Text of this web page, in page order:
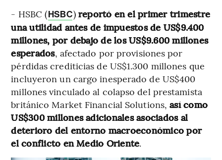
- HSBC (HSBC) reportó en el primer trimestre
una utilidad antes de impuestos de US$9.400
millones, por debajo de los US$9.600 millones
esperados, afectado por provisiones por
pérdidas crediticias de US$1.300 millones que
incluyeron un cargo inesperado de US$400
millones vinculado al colapso del prestamista
británico Market Financial Solutions,así como
US$300 millones adicionales asociados al
deterioro del entorno macroeconómico por
el conflicto en Medio Oriente.